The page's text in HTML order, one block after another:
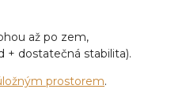
až po zem,
+ dostatečná stabilita).
prostorem.